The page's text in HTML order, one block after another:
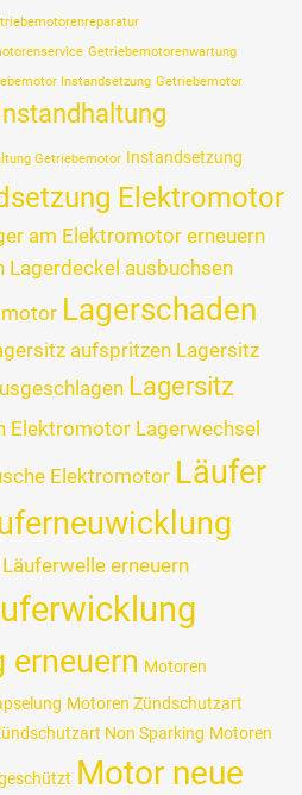
Getriebemotorenwartung
Instandsetzung Getriebemotor
Getriebemotor Instandsetzung
Elektromotor
am Elektromotor erneuern
Lagerdeckel ausbuchsen
Lagerschaden
aufspritzen Lagersitz
Lagersitz
Elektromotor Lagerwechsel
Elektromotor Läufer
Läuferwelle erneuern
erneuern Motoren
Motoren Zündschutzart
Non Sparking Motoren
Motor neue